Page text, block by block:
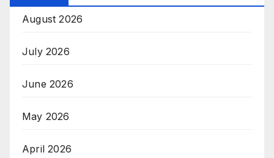
August 2026
July 2026
June 2026
May 2026
April 2026